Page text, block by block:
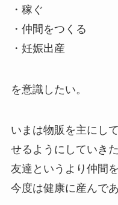
・稼ぐ
・仲間をつくる
・妊娠出産
を意識したい。
いまは物販を主にし
せるようにしていきた
友達というより仲間
今度は健康に産んであ